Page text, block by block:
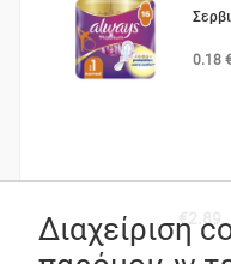
0.18
€2.89
Διαχείριση